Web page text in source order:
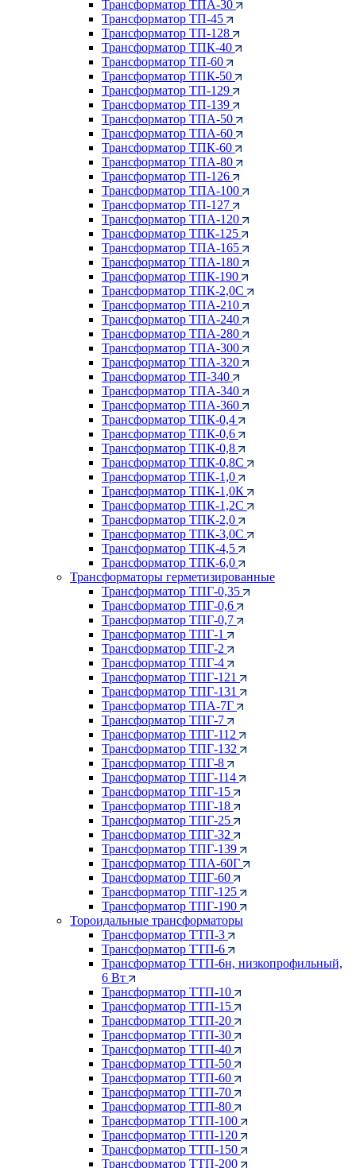
Трансформатор ТПА-30
Трансформатор ТП-45
Трансформатор ТП-128
Трансформатор ТПК-40
Трансформатор ТП-60
Трансформатор ТПК-50
Трансформатор ТП-129
Трансформатор ТП-139
Трансформатор ТПА-50
Трансформатор ТПА-60
Трансформатор ТПК-60
Трансформатор ТПА-80
Трансформатор ТП-126
Трансформатор ТПА-100
Трансформатор ТП-127
Трансформатор ТПА-120
Трансформатор ТПК-125
Трансформатор ТПА-165
Трансформатор ТПА-180
Трансформатор ТПК-190
Трансформатор ТПК-2,0С
Трансформатор ТПА-210
Трансформатор ТПА-240
Трансформатор ТПА-280
Трансформатор ТПА-300
Трансформатор ТПА-320
Трансформатор ТП-340
Трансформатор ТПА-340
Трансформатор ТПА-360
Трансформатор ТПК-0,4
Трансформатор ТПК-0,6
Трансформатор ТПК-0,8
Трансформатор ТПК-0,8С
Трансформатор ТПК-1,0
Трансформатор ТПК-1,0К
Трансформатор ТПК-1,2С
Трансформатор ТПК-2,0
Трансформатор ТПК-3,0С
Трансформатор ТПК-4,5
Трансформатор ТПК-6,0
Трансформаторы герметизированные
Трансформатор ТПГ-0,35
Трансформатор ТПГ-0,6
Трансформатор ТПГ-0,7
Трансформатор ТПГ-1
Трансформатор ТПГ-2
Трансформатор ТПГ-4
Трансформатор ТПГ-121
Трансформатор ТПГ-131
Трансформатор ТПА-7Г
Трансформатор ТПГ-7
Трансформатор ТПГ-112
Трансформатор ТПГ-132
Трансформатор ТПГ-8
Трансформатор ТПГ-114
Трансформатор ТПГ-15
Трансформатор ТПГ-18
Трансформатор ТПГ-25
Трансформатор ТПГ-32
Трансформатор ТПГ-139
Трансформатор ТПА-60Г
Трансформатор ТПГ-60
Трансформатор ТПГ-125
Трансформатор ТПГ-190
Тороидальные трансформаторы
Трансформатор ТТП-3
Трансформатор ТТП-6
Трансформатор ТТП-6н, низкопрофильный,
6 Вт
Трансформатор ТТП-10
Трансформатор ТТП-15
Трансформатор ТТП-20
Трансформатор ТТП-30
Трансформатор ТТП-40
Трансформатор ТТП-50
Трансформатор ТТП-60
Трансформатор ТТП-70
Трансформатор ТТП-80
Трансформатор ТТП-100
Трансформатор ТТП-120
Трансформатор ТТП-150
Трансформатор ТТП-200